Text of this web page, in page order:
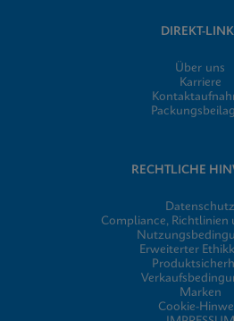
DIREKT-
Über uns
Karriere
RECHTLICHE
Datenschutz
Compliance, Richtlinien
Erweiterter
Marken
Cookie-